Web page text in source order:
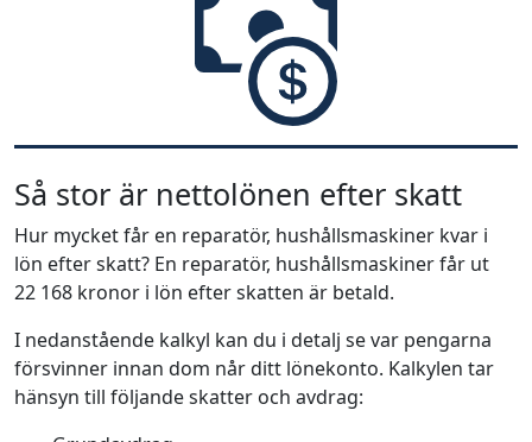
Så stor är nettolönen efter skatt
Hur mycket får en reparatör, hushållsmaskiner kvar i
lön efter skatt? En reparatör, hushållsmaskiner får ut
22 168 kronor i lön efter skatten är betald.
I nedanstående kalkyl kan du i detalj se var pengarna
försvinner innan dom når ditt lönekonto. Kalkylen tar
hänsyn till följande skatter och avdrag: